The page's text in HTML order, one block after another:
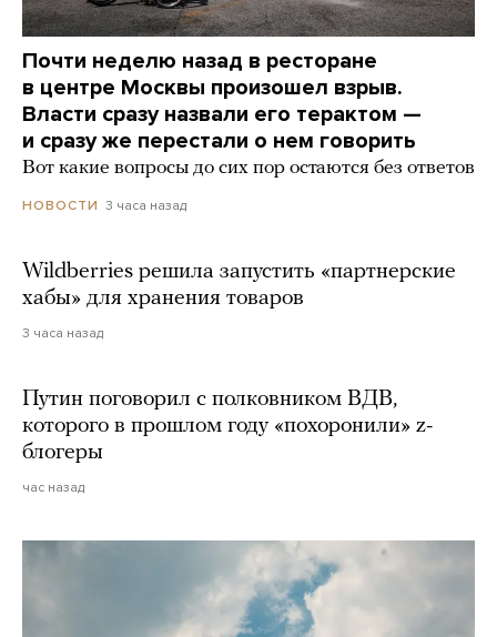
Почти неделю назад в ресторане
в центре Москвы произошел взрыв.
Власти сразу назвали его терактом —
и сразу же перестали о нем говорить
Вот какие вопросы до сих пор остаются без ответов
НОВОСТИ 3 часа назад
Wildberries решила запустить «партнерские
хабы» для хранения товаров
3 часа назад
Путин поговорил с полковником ВДВ,
которого в прошлом году «похоронили» z-
блогеры
час назад